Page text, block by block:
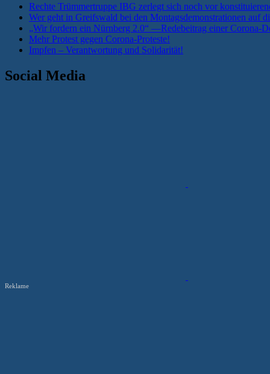
Rechte Trümmertruppe IBG zerlegt sich noch vor
Wer geht in Greifswald bei den Montagsdemonstrationen auf
„Wir fordern ein Nürnberg 2.0“ —Redebeitrag einer Corona-
Mehr Protest gegen Corona-Proteste!
Impfen – Verantwortung und Solidarität!
Social Media
Reklame